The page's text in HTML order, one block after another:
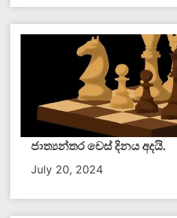
ජාත්‍යන්තර චෙස් දිනය අදයි.
July 20, 2024